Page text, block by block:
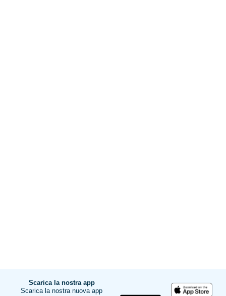
Scarica la nostra app
Scarica la nostra nuova app